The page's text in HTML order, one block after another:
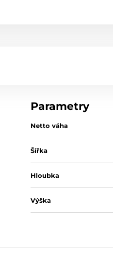
Parametry
Netto váha
Šířka
Hloubka
Výška